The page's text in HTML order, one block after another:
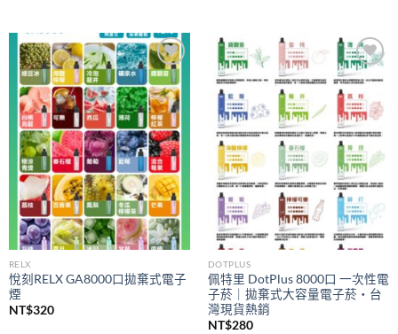
NT$200
到
NT$400
Add to
wishlist
RELX
悅刻RELX GA8000口拋棄式電子
煙
NT$320
Add to
DOTPLUS
佩特里 DotPlus 8000口 一次性電
子菸｜拋棄式大容量電子菸・台
灣現貨熱銷
NT$280